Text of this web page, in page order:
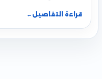
قراءة التفاصيل ←